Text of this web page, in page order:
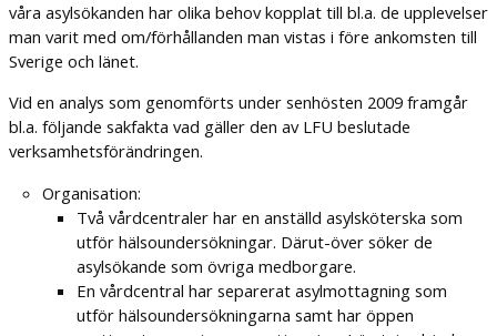
våra asylsökanden har olika behov kopplat till bl.a. de upplevelser
man varit med om/förhållanden man vistas i före ankomsten till
Sverige och länet.
Vid en analys som genomförts under senhösten 2009 framgår
bl.a. följande sakfakta vad gäller den av LFU beslutade
verksamhetsförändringen.
Organisation:
Två vårdcentraler har en anställd asylsköterska som
utför hälsoundersökningar. Därut-över söker de
asylsökande som övriga medborgare.
En vårdcentral har separerat asylmottagning som
utför hälsoundersökningarna samt har öppen